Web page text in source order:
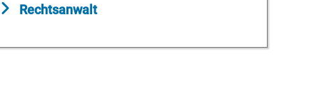
Rechtsanwalt